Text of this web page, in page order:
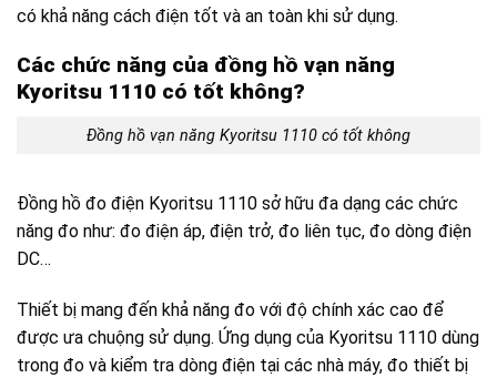
có khả năng cách điện tốt và an toàn khi sử dụng.
Các chức năng của đồng hồ vạn năng
Kyoritsu 1110 có tốt không?
Đồng hồ vạn năng Kyoritsu 1110 có tốt không
Đồng hồ đo điện Kyoritsu 1110 sở hữu đa dạng các chức
năng đo như: đo điện áp, điện trở, đo liên tục, đo dòng điện
DC…
Thiết bị mang đến khả năng đo với độ chính xác cao để
được ưa chuộng sử dụng. Ứng dụng của Kyoritsu 1110 dùng
trong đo và kiểm tra dòng điện tại các nhà máy, đo thiết bị